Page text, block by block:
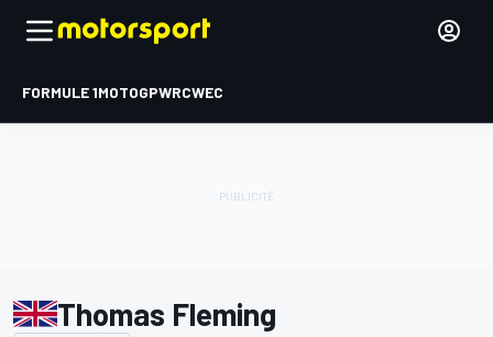
FORMULE 1MOTOGPWRCWEC
Thomas Fleming